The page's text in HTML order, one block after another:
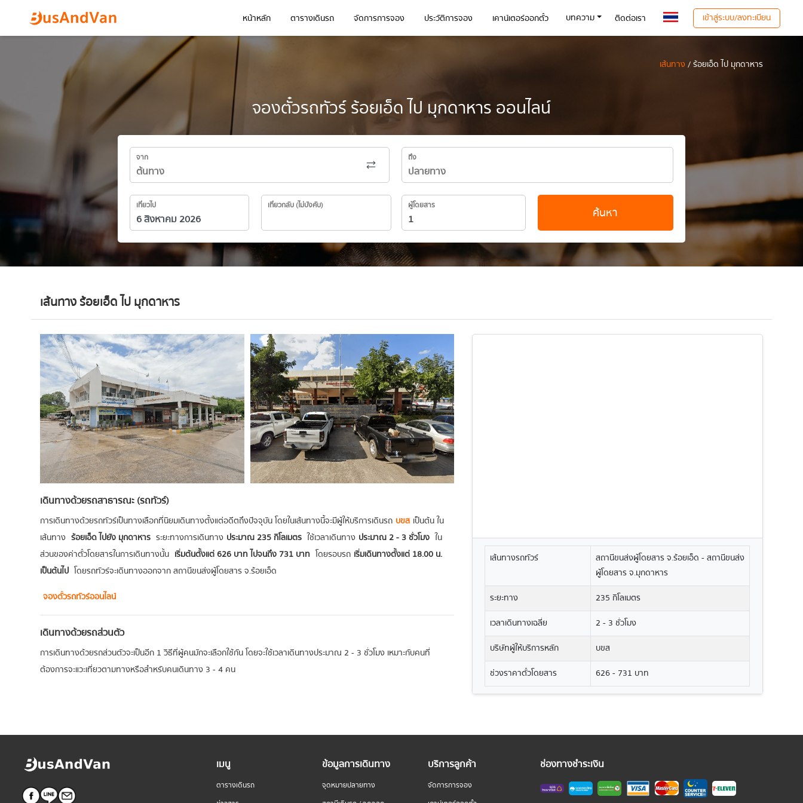
หน้าหลัก ตารางเดินรถ จัดการการจอง ประวัติการจอง เคาน์เตอร์ออกตั๋ว บทความ ติดต่อเรา เข้าสู่ระบบ/ลงทะเบียน
เส้นทาง/ ร้อยเอ็ด ไป มุกดาหาร
จองตั๋วรถทัวร์ ร้อยเอ็ด ไป มุกดาหาร ออนไลน์
จาก ถึง
เที่ยวไป เที่ยวกลับ (ไม่บังคับ) ผู้โดยสาร ค้นหา
เส้นทาง ร้อยเอ็ด ไป มุกดาหาร
เดินทางด้วยรถสาธารณะ (รถทัวร์)
การเดินทางด้วยรถทัวร์เป็นทางเลือกที่นิยมเดินทางตั้งแต่อดีตถึงปัจจุบัน โดยในเส้นทางนี้จะมีผู้ให้บริการเดินรถ บขส เป็นต้น ใน
เส้นทาง ร้อยเอ็ด ไปยัง มุกดาหาร ระยะทางการเดินทาง ประมาณ 235 กิโลเมตร ใช้เวลาเดินทาง ประมาณ 2 - 3 ชั่วโมง ใน
ส่วนของค่าตั๋วโดยสารในการเดินทางนั้น เริ่มต้นตั้งแต่ 626 บาท ไปจนถึง 731 บาท โดยรอบรถ เริ่มเดินทางตั้งแต่ 18.00 น.
เป็นต้นไป โดยรถทัวร์จะเดินทางออกจาก สถานีขนส่งผู้โดยสาร จ.ร้อยเอ็ด
จองตั๋วรถทัวร์ออนไลน์
เดินทางด้วยรถส่วนตัว
การเดินทางด้วยรถส่วนตัวจะเป็นอีก 1 วิธีที่ผู้คนมักจะเลือกใช้กัน โดยจะใช้เวลาเดินทางประมาณ 2 - 3 ชั่วโมง เหมาะกับคนที่
ต้องการจะแวะเที่ยวตามทางหรือสำหรับคนเดินทาง 3 - 4 คน
เส้นทางรถทัวร์
สถานีขนส่งผู้โดยสาร จ.ร้อยเอ็ด - สถานีขนส่ง
ผู้โดยสาร จ.มุกดาหาร
ระยะทาง
235 กิโลเมตร
เวลาเดินทางเฉลี่ย
2 - 3 ชั่วโมง
บริษัทผู้ให้บริการหลัก
บขส
ช่วงราคาตั๋วโดยสาร
626 - 731 บาท
เมนู
ตารางเดินรถ
ข้อมูลการเดินทาง
จุดหมายปลายทาง
บริการลูกค้า
จัดการการจอง
ช่องทางชำระเงิน